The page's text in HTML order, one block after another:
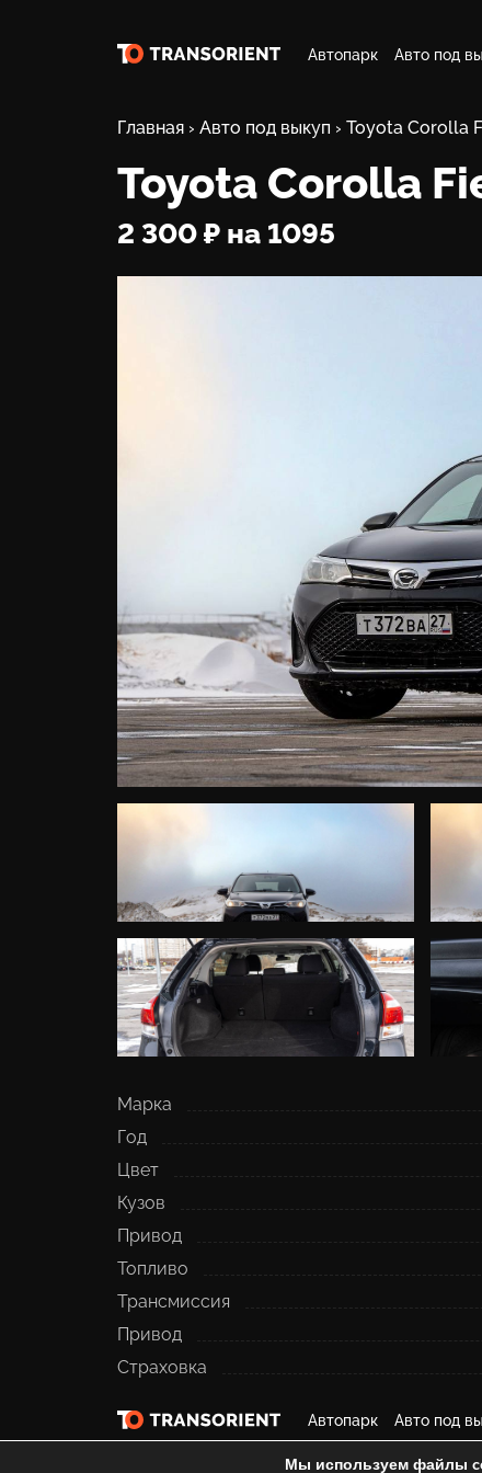
Автопарк Авто под
Главная › Авто под выкуп › Toyota Corolla
Toyota Corolla
2 300 ₽ на 1095
Марка
Год
Цвет
Кузов
Привод
Топливо
Трансмиссия
Привод
Страховка
Автопарк Авто под
ООО «ТРАНСОРИЕНТ» Все права защищены
Мы используем файлы